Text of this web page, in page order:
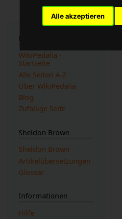
Alle akzeptieren
Navigation
WikiPedalia -
Startseite
Alle Seiten A-Z
Über WikiPedalia
Blog
Zufällige Seite
Sheldon Brown
Sheldon Brown
Artikelübersetzungen
Glossar
Informationen
Hilfe